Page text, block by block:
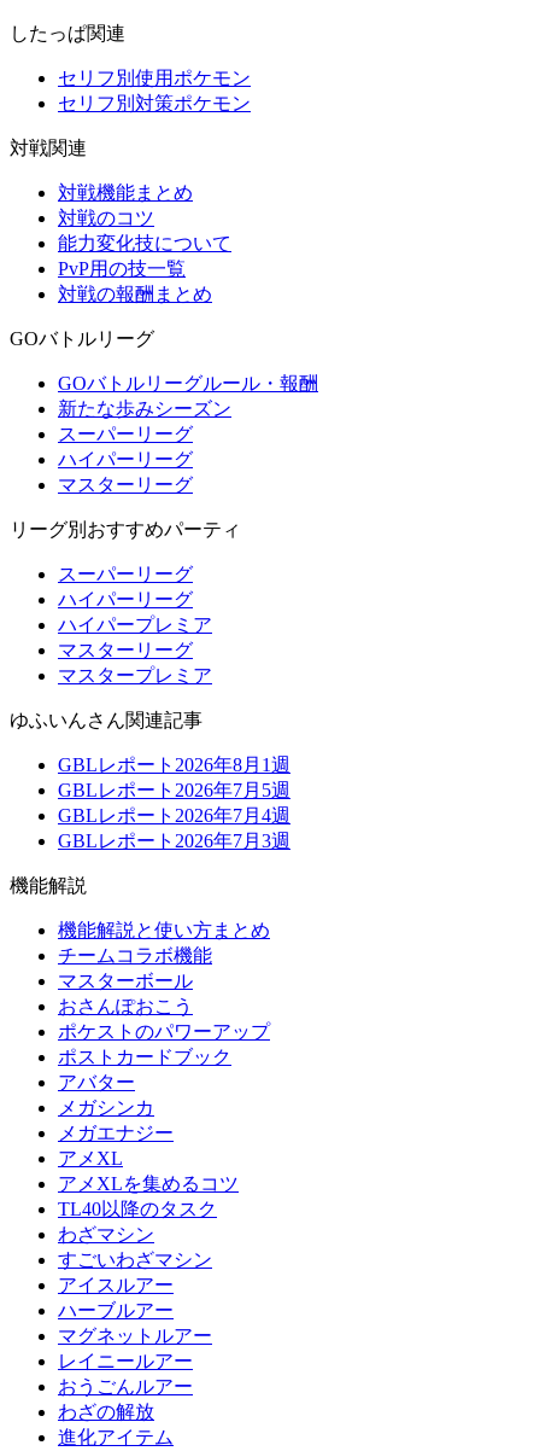
したっぱ関連
セリフ別使用ポケモン
セリフ別対策ポケモン
対戦関連
対戦機能まとめ
対戦のコツ
能力変化技について
PvP用の技一覧
対戦の報酬まとめ
GOバトルリーグ
GOバトルリーグルール・報酬
新たな歩みシーズン
スーパーリーグ
ハイパーリーグ
マスターリーグ
リーグ別おすすめパーティ
スーパーリーグ
ハイパーリーグ
ハイパープレミア
マスターリーグ
マスタープレミア
ゆふいんさん関連記事
GBLレポート2026年8月1週
GBLレポート2026年7月5週
GBLレポート2026年7月4週
GBLレポート2026年7月3週
機能解説
機能解説と使い方まとめ
チームコラボ機能
マスターボール
おさんぽおこう
ポケストのパワーアップ
ポストカードブック
アバター
メガシンカ
メガエナジー
アメXL
アメXLを集めるコツ
TL40以降のタスク
わざマシン
すごいわざマシン
アイスルアー
ハーブルアー
マグネットルアー
レイニールアー
おうごんルアー
わざの解放
進化アイテム